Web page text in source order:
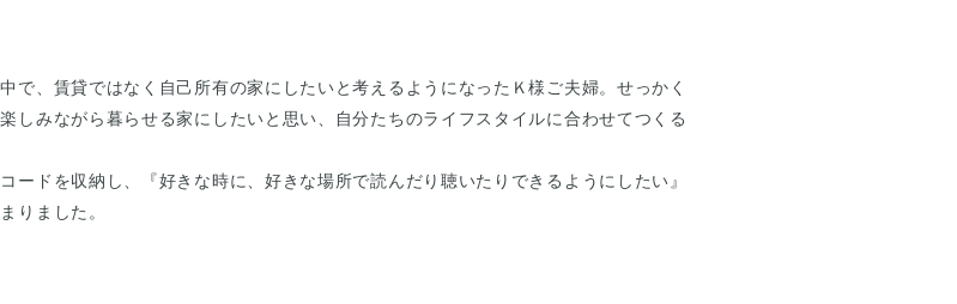
で、賃貸ではなく自己所有の家にしたいと考えるようになったＫ様ご夫婦。せっかく
しみながら暮らせる家にしたいと思い、自分たちのライフスタイルに合わせてつくる
ードを収納し、『好きな時に、好きな場所で読んだり聴いたりできるようにしたい』
りました。